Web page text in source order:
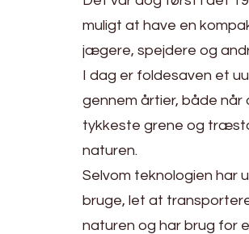
muligt at have en
jægere, spejdere og
I dag er foldesaven et
gennem årtier, både når
tykkeste grene og
naturen.
Selvom teknologien har
bruge, let at
naturen og har brug for